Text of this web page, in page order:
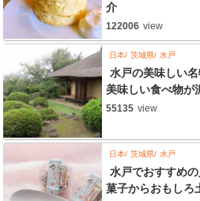
介
122006 view
日本 茨城県 水戸
水戸の美味しい
美味しい食べ物が
55135 view
日本 茨城県 水戸
水戸でおすすめ
菓子からおもしろ